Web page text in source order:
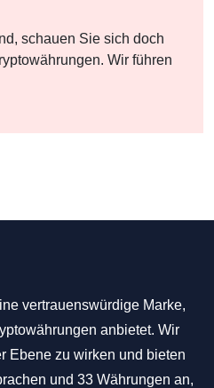
schauen Sie sich doch
Wir führen
vertrauenswürdige Marke,
anbietet. Wir
Ebene zu wirken und bieten
und 33 Währungen an,